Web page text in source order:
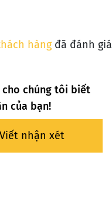
hàngđã đánh giá
cho chúng tôi biết
của bạn!
Viết nhận xét